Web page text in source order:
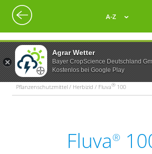
Agrar Wetter
Bayer CropScience Deutschland
Kostenlos bei Google Play
A-Z
Pflanzenschutzmittel / Herbizid / Fluva® 100
Fluva®